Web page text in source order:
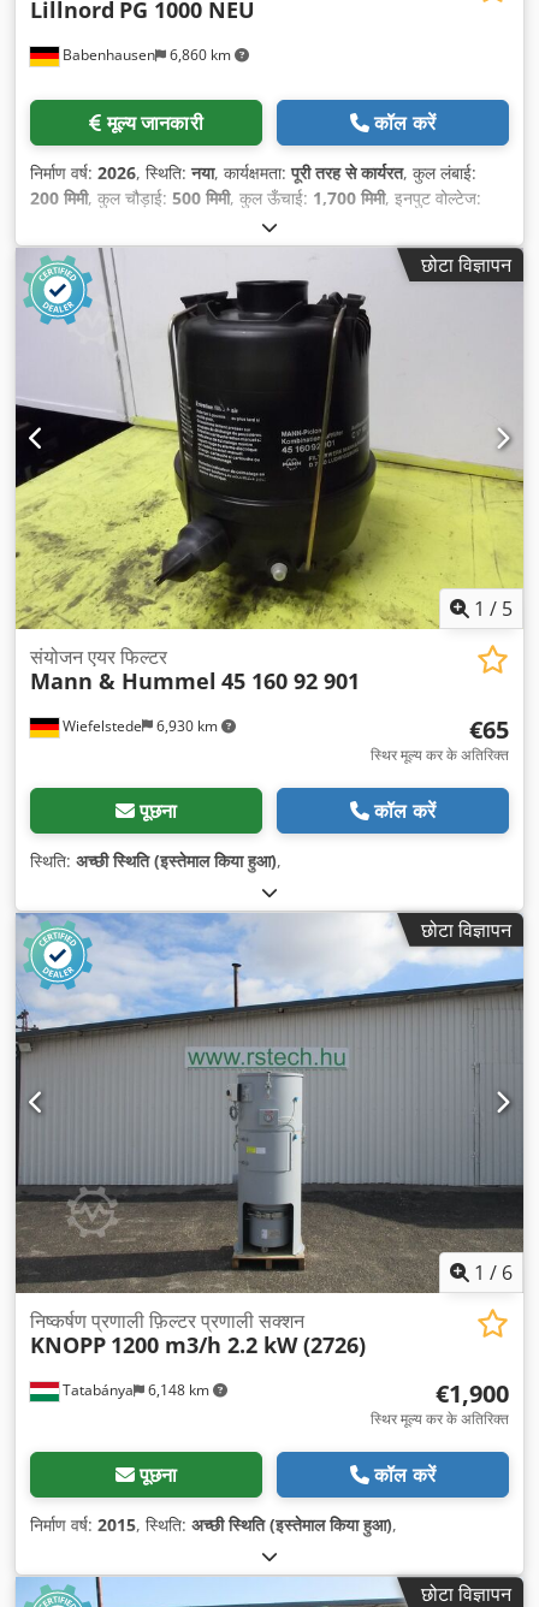
Babenhausen 6,860 km
Lillnord PG 1000 NEU
मूल्य जानकारी कॉल करें
निर्माण वर्ष: 2026, स्थिति:नया, कार्यक्षमता:पूरी तरह से कार्यरत, कुल लंबाई:
200 मिमी, कुल चौड़ाई: 500 मिमी, कुल ऊँचाई: 1,700 मिमी, इनपुट वोल्टेज:
, DGUV प्रमाणित, मान्य है जब तक:
09/2027, इनपुट करेंट का प्रकार:तीन-चरणीय, मशीन/वाहन संख्या:2026,
छोटा विज्ञापन
1 / 5
Wiefelstede 6,930 km
संयोजन एयर फिल्टर
Mann & Hummel 45 160 92 901
€65
स्थिर मूल्य कर के अतिरिक्त
पूछना कॉल करें
स्थिति: अच्छी स्थिति (इस्तेमाल किया हुआ),
छोटा विज्ञापन
1 / 6
Tatabánya 6,148 km
निष्कर्षण प्रणाली फ़िल्टर प्रणाली सक्शन
KNOPP 1200 m3/h 2.2 kW (2726)
€1,900
स्थिर मूल्य कर के अतिरिक्त
पूछना कॉल करें
निर्माण वर्ष: 2015, स्थिति: अच्छी स्थिति (इस्तेमाल किया हुआ),
छोटा विज्ञापन